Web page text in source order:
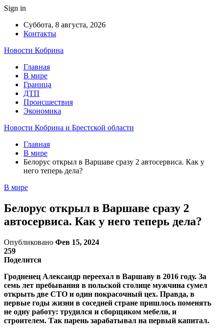
Sign in
Суббота, 8 августа, 2026
Контакты
Новости Кобрина
Главная
В мире
Граница
ДТП
Происшествия
Экономика
Новости Кобрина и Брестской области
Главная
В мире
Белорус открыл в Варшаве сразу 2 автосервиса. Как у
него теперь дела?
В мире
Белорус открыл в Варшаве сразу 2
автосервиса. Как у него теперь дела?
Опубликовано Фев 15, 2024
259
Поделится
Гродненец Александр переехал в Варшаву в 2016 году. За
семь лет пребывания в польской столице мужчина сумел
открыть две СТО и один покрасочный цех. Правда, в
первые годы жизни в соседней стране пришлось поменять
не одну работу: трудился и сборщиком мебели, и
строителем. Так парень зарабатывал на первый капитал.